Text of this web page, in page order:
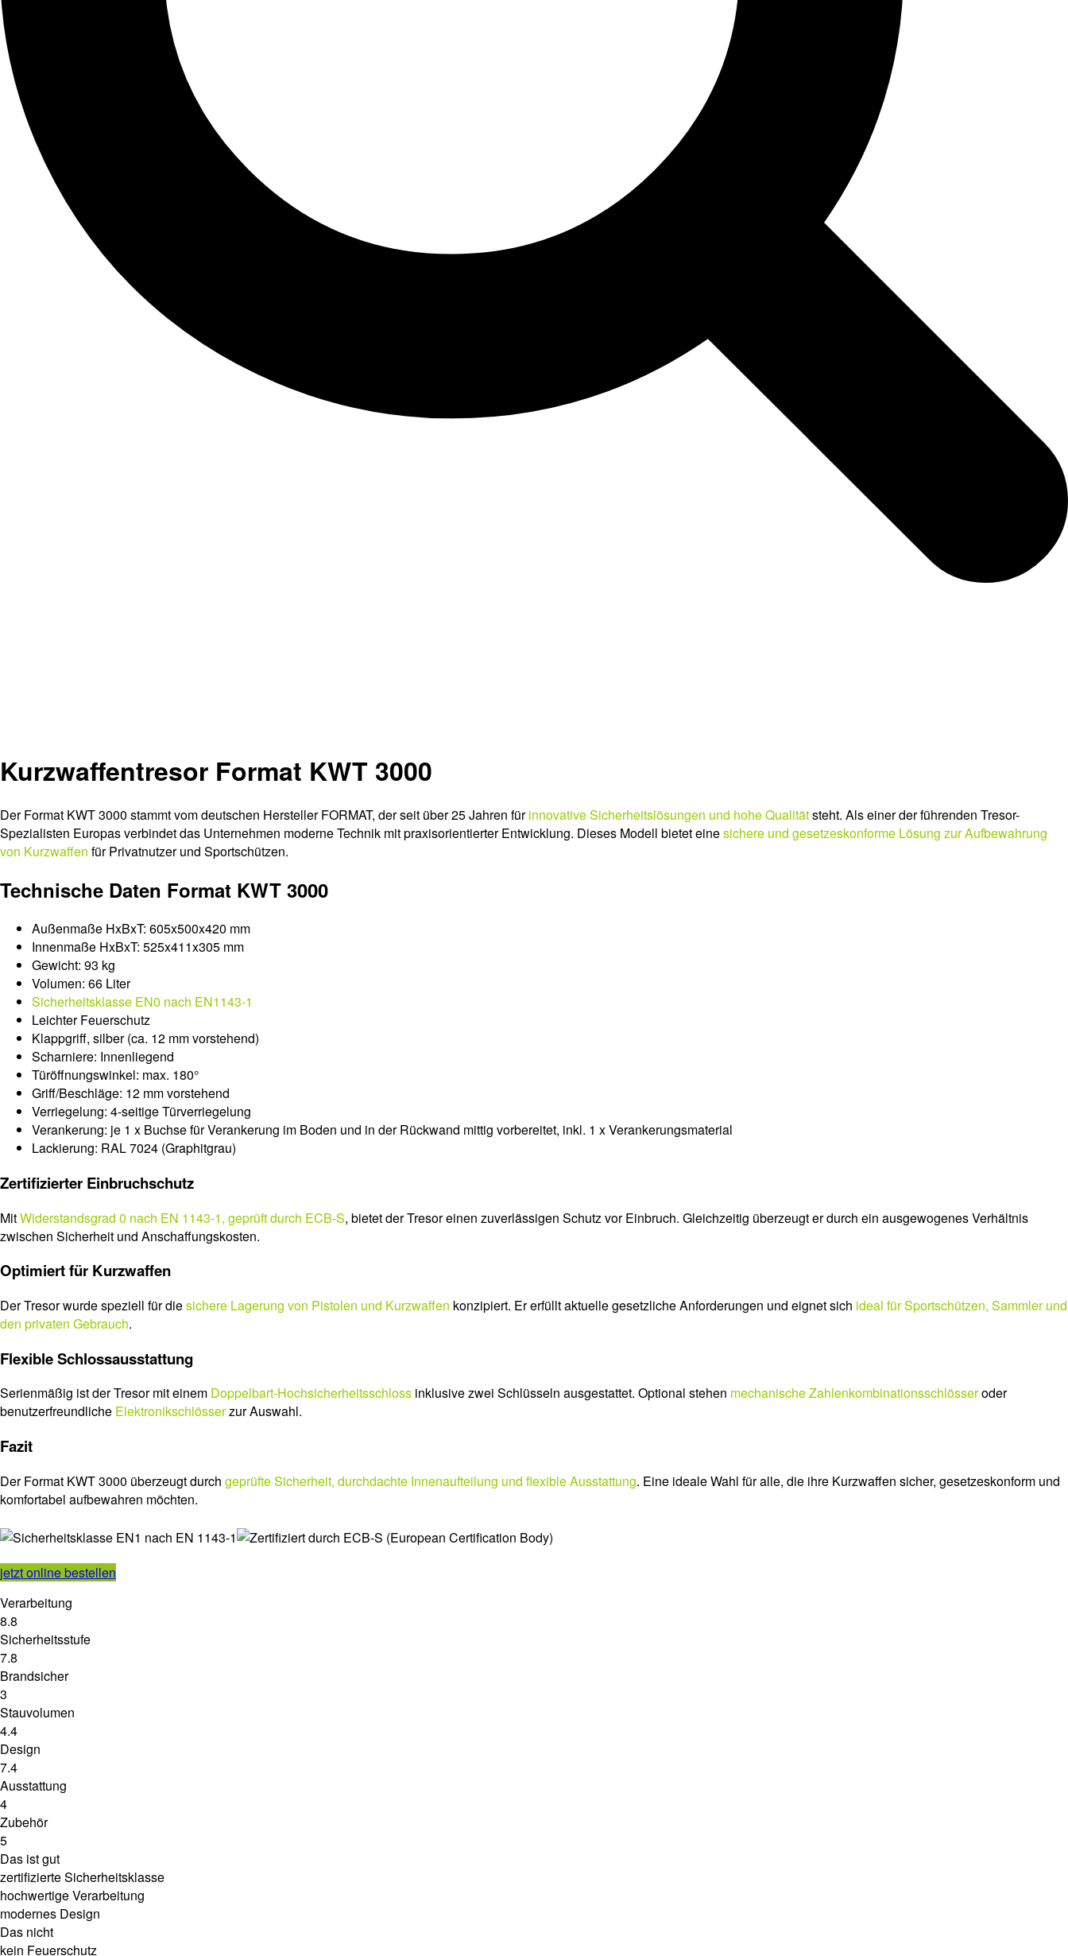
Kurzwaffentresor Format KWT 3000
Der Format KWT 3000 stammt vom deutschen Hersteller FORMAT, der seit über 25 Jahren fürinnovative Sicherheitslösungen und hohe Qualitätsteht. Als einer der führenden Tresor-
Spezialisten Europas verbindet das Unternehmen moderne Technik mit praxisorientierter Entwicklung. Dieses Modell bietet einesichere und gesetzeskonforme Lösung zur Aufbewahrung
von Kurzwaffen für Privatnutzer und Sportschützen.
Technische Daten Format KWT 3000
Außenmaße HxBxT: 605x500x420 mm
Innenmaße HxBxT: 525x411x305 mm
Gewicht: 93 kg
Volumen: 66 Liter
Sicherheitsklasse EN0 nach EN1143-1
Leichter Feuerschutz
Klappgriff, silber (ca. 12 mm vorstehend)
Scharniere: Innenliegend
Türöffnungswinkel: max. 180°
Griff/Beschläge: 12 mm vorstehend
Verriegelung: 4-seitige Türverriegelung
Verankerung: je 1 x Buchse für Verankerung im Boden und in der Rückwand mittig vorbereitet, inkl. 1 x Verankerungsmaterial
Lackierung: RAL 7024 (Graphitgrau)
Zertifizierter Einbruchschutz
MitWiderstandsgrad 0 nach EN 1143-1, geprüft durch ECB-S, bietet der Tresor einen zuverlässigen Schutz vor Einbruch. Gleichzeitig überzeugt er durch ein ausgewogenes Verhältnis
zwischen Sicherheit und Anschaffungskosten.
Optimiert für Kurzwaffen
Der Tresor wurde speziell für diesichere Lagerung von Pistolen und Kurzwaffen konzipiert. Er erfüllt aktuelle gesetzliche Anforderungen und eignet sich ideal für Sportschützen, Sammler und
den privaten Gebrauch.
Flexible Schlossausstattung
Serienmäßig ist der Tresor mit einem Doppelbart-Hochsicherheitsschloss inklusive zwei Schlüsseln ausgestattet. Optional stehen mechanische Zahlenkombinationsschlösseroder
benutzerfreundliche Elektronikschlösserzur Auswahl.
Fazit
Der Format KWT 3000 überzeugt durch geprüfte Sicherheit, durchdachte Innenaufteilung und flexible Ausstattung. Eine ideale Wahl für alle, die ihre Kurzwaffen sicher, gesetzeskonform und
komfortabel aufbewahren möchten.
jetzt online bestellen
Verarbeitung
8.8
Sicherheitsstufe
7.8
Brandsicher
3
Stauvolumen
4.4
Design
7.4
Ausstattung
4
Zubehör
5
Das ist gut
zertifizierte Sicherheitsklasse
hochwertige Verarbeitung
modernes Design
Das nicht
kein Feuerschutz